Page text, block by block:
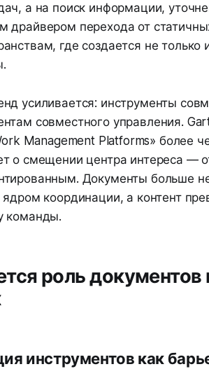
а на поиск информации,
драйвером перехода от
где создается не
усиливается: инструменты
совместного управления.
Management Platforms» более
о смещении центра интереса —
Документы больше
ядром координации, а контент
команды.
роль
инструментов как